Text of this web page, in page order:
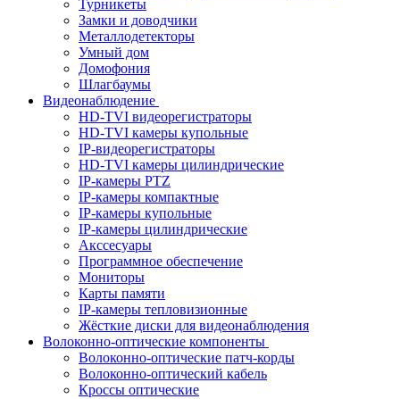
Турникеты
Замки и доводчики
Металлодетекторы
Умный дом
Домофония
Шлагбаумы
Видеонаблюдение
HD-TVI видеорегистраторы
HD-TVI камеры купольные
IP-видеорегистраторы
HD-TVI камеры цилиндрические
IP-камеры PTZ
IP-камеры компактные
IP-камеры купольные
IP-камеры цилиндрические
Акссесуары
Программное обеспечение
Мониторы
Карты памяти
IP-камеры тепловизионные
Жёсткие диски для видеонаблюдения
Волоконно-оптические компоненты
Волоконно-оптические патч-корды
Волоконно-оптический кабель
Кроссы оптические